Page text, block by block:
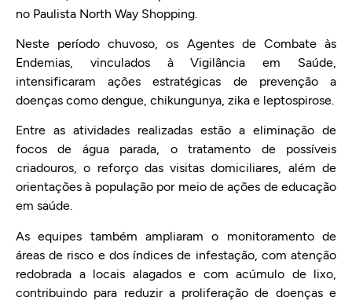
no Paulista North Way Shopping.
Neste período chuvoso, os Agentes de Combate às
Endemias, vinculados à Vigilância em Saúde,
intensificaram ações estratégicas de prevenção a
doenças como dengue, chikungunya, zika e leptospirose.
Entre as atividades realizadas estão a eliminação de
focos de água parada, o tratamento de possíveis
criadouros, o reforço das visitas domiciliares, além de
orientações à população por meio de ações de educação
em saúde.
As equipes também ampliaram o monitoramento de
áreas de risco e dos índices de infestação, com atenção
redobrada a locais alagados e com acúmulo de lixo,
contribuindo para reduzir a proliferação de doenças e